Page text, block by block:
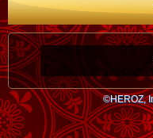
©HEROZ,